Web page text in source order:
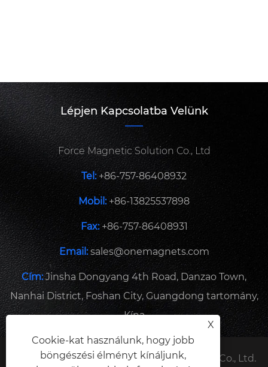
Lépjen Kapcsolatba Velünk
Force Magnetic Solution Co., Ltd
Tel:+86-757-86408932
Mobil: +86-13825537898
Fax: +86-757-86408931
Email:sales@onemagnets.com
Cím:Jinsha Dongyang 4th Road, Danzao Town,
Nanhai District, Foshan City, Guangdong tartomány,
Kína
Copyright © 2024 Force Magnetic Solution Co., Ltd.
X
Cookie-kat használunk, hogy jobb
böngészési élményt kínáljunk,